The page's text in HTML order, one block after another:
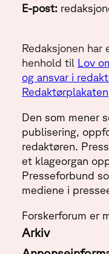
E-post:
Redaksjonen har
henhold til Lov
og ansvar i
Redaktørplakaten
Den som mener
publisering,
redaktøren.
et klageorgan
Presseforbund
mediene i
Forskerforum er
Arkiv